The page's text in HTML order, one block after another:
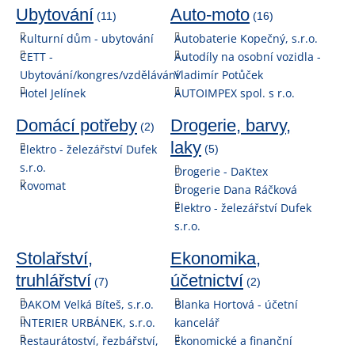
Ubytování (11)
Kulturní dům - ubytování
CETT -
Ubytování/kongres/vzdělávání
Hotel Jelínek
Auto-moto (16)
Autobaterie Kopečný, s.r.o.
Autodíly na osobní vozidla -
Vladimír Potůček
AUTOIMPEX spol. s r.o.
Domácí potřeby (2)
Elektro - železářství Dufek
s.r.o.
Kovomat
Drogerie, barvy,
laky (5)
Drogerie - DaKtex
Drogerie Dana Ráčková
Elektro - železářství Dufek
s.r.o.
Stolařství,
truhlářství (7)
DAKOM Velká Bíteš, s.r.o.
INTERIER URBÁNEK, s.r.o.
Restaurátoství, řezbářství,
Ekonomika,
účetnictví (2)
Blanka Hortová - účetní
kancelář
Ekonomické a finanční